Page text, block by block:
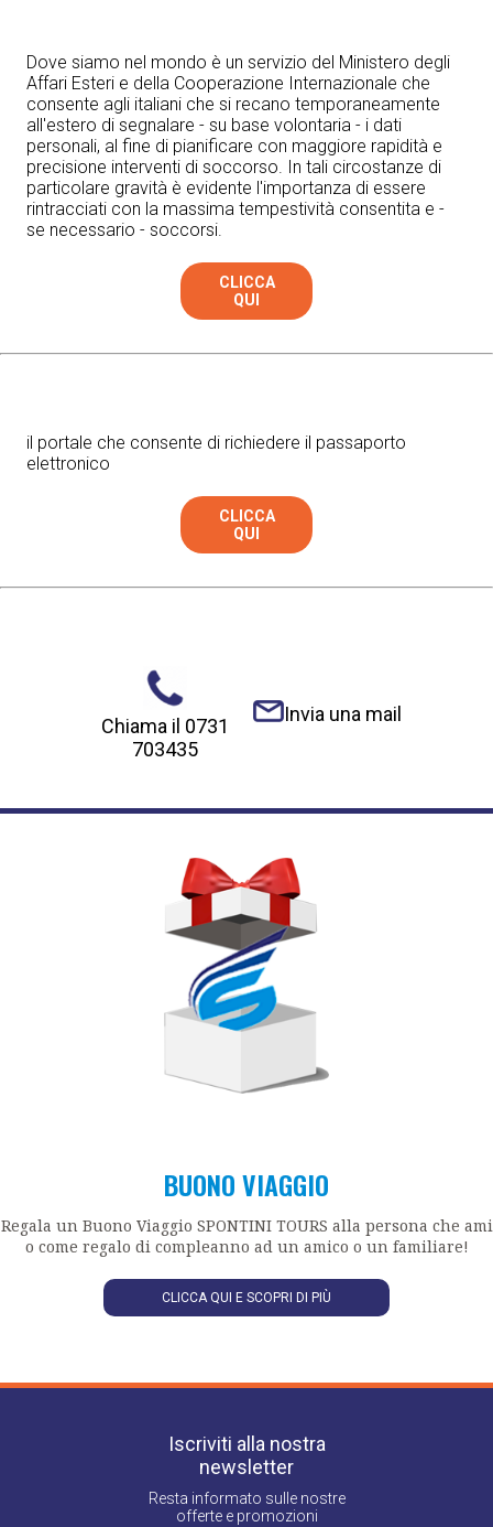
Dove siamo nel mondo è un servizio del Ministero degli
Affari Esteri e della Cooperazione Internazionale che
consente agli italiani che si recano temporaneamente
all'estero di segnalare - su base volontaria - i dati
personali, al fine di pianificare con maggiore rapidità e
precisione interventi di soccorso. In tali circostanze di
particolare gravità è evidente l'importanza di essere
rintracciati con la massima tempestività consentita e -
se necessario - soccorsi.
CLICCA
QUI
il portale che consente di richiedere il passaporto
elettronico
CLICCA
QUI
Chiama il 0731
703435
Invia una mail
BUONO VIAGGIO
Regala un Buono Viaggio SPONTINI TOURS alla persona che ami
o come regalo di compleanno ad un amico o un familiare!
CLICCA QUI E SCOPRI DI PIÙ
Iscriviti alla nostra
newsletter
Resta informato sulle nostre
offerte e promozioni